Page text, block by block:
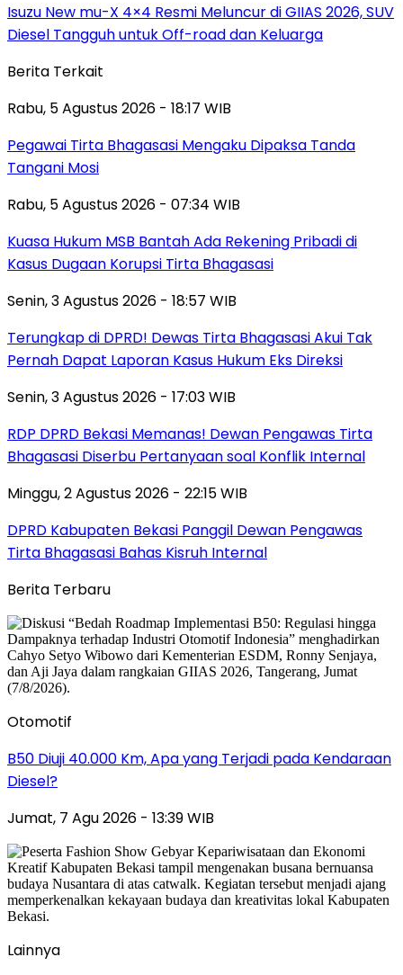
Isuzu New mu-X 4×4 Resmi Meluncur di GIIAS 2026, SUV
Diesel Tangguh untuk Off-road dan Keluarga
Berita Terkait
Rabu, 5 Agustus 2026 - 18:17 WIB
Pegawai Tirta Bhagasasi Mengaku Dipaksa Tanda
Tangani Mosi
Rabu, 5 Agustus 2026 - 07:34 WIB
Kuasa Hukum MSB Bantah Ada Rekening Pribadi di
Kasus Dugaan Korupsi Tirta Bhagasasi
Senin, 3 Agustus 2026 - 18:57 WIB
Terungkap di DPRD! Dewas Tirta Bhagasasi Akui Tak
Pernah Dapat Laporan Kasus Hukum Eks Direksi
Senin, 3 Agustus 2026 - 17:03 WIB
RDP DPRD Bekasi Memanas! Dewan Pengawas Tirta
Bhagasasi Diserbu Pertanyaan soal Konflik Internal
Minggu, 2 Agustus 2026 - 22:15 WIB
DPRD Kabupaten Bekasi Panggil Dewan Pengawas
Tirta Bhagasasi Bahas Kisruh Internal
Berita Terbaru
Otomotif
B50 Diuji 40.000 Km, Apa yang Terjadi pada Kendaraan
Diesel?
Jumat, 7 Agu 2026 - 13:39 WIB
Lainnya